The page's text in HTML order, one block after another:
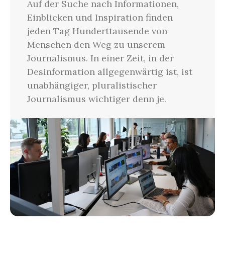
Auf der Suche nach Informationen,
Einblicken und Inspiration finden
jeden Tag Hunderttausende von
Menschen den Weg zu unserem
Journalismus. In einer Zeit, in der
Desinformation allgegenwärtig ist, ist
unabhängiger, pluralistischer
Journalismus wichtiger denn je.